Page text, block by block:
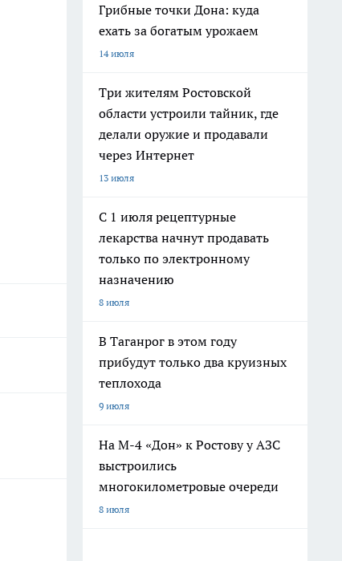
Грибные точки Дона: куда
ехать за богатым урожаем
14 июля
Три жителям Ростовской
области устроили тайник, где
делали оружие и продавали
через Интернет
13 июля
С 1 июля рецептурные
лекарства начнут продавать
только по электронному
назначению
8 июля
В Таганрог в этом году
прибудут только два круизных
теплохода
9 июля
На М-4 «Дон» к Ростову у АЗС
выстроились
многокилометровые очереди
8 июля